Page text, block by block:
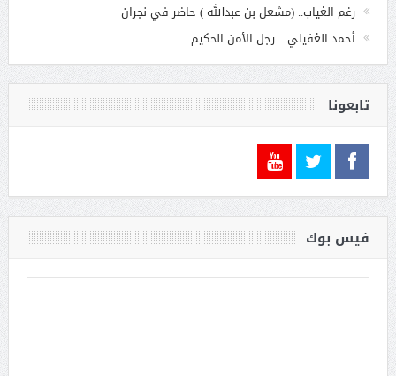
رغم الغياب.. (مشعل بن عبدالله ) حاضر في نجران
أحمد الغفيلي .. رجل الأمن الحكيم
تابعونا
فيس بوك